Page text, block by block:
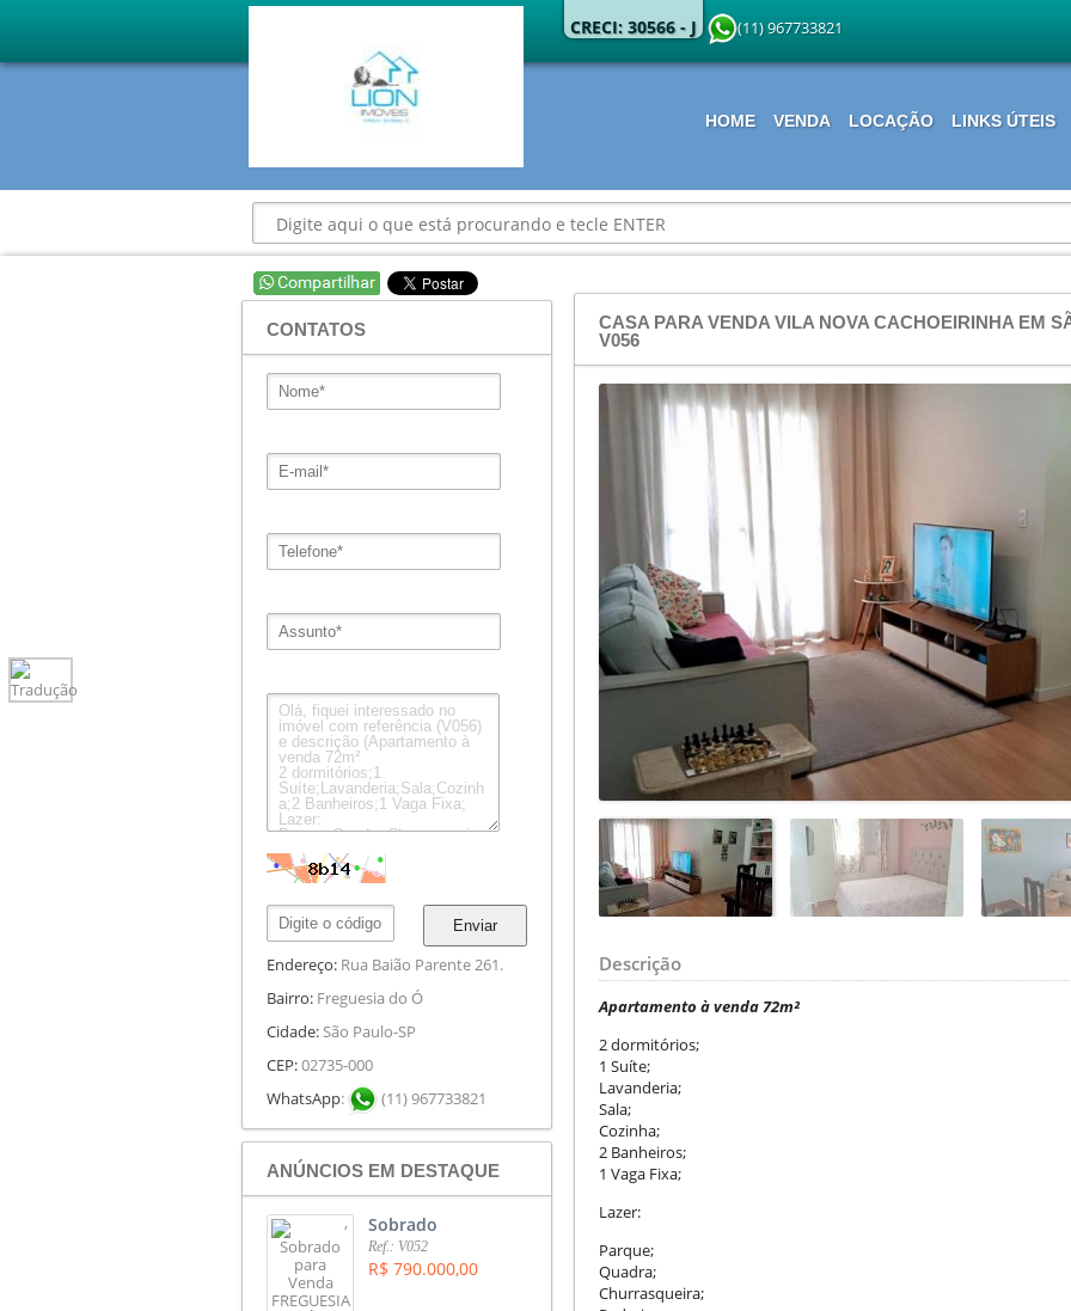
CRECI: 30566 - J (11) 967733821
HOME VENDA LOCAÇÃO LINKS ÚTEIS
CASA PARA VENDA VILA NOVA CACHOEIRINHA EM
V056
Descrição
Apartamento à venda 72m²
2 dormitórios;
1 Suíte;
Lavanderia;
Sala;
Cozinha;
2 Banheiros;
1 Vaga Fixa;
Lazer:
Parque;
Quadra;
Churrasqueira;
CONTATOS
Enviar
Endereço: Rua Baião Parente 261.
Bairro: Freguesia do Ó
Cidade:São Paulo-SP
CEP:02735-000
WhatsApp: (11) 967733821
ANÚNCIOS EM DESTAQUE
, Sobrado
Ref.: V052
R$ 790.000,00